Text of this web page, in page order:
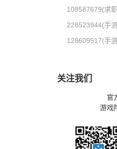
108587679(求
228523944(手
128609517(手
关注我们
官
游戏